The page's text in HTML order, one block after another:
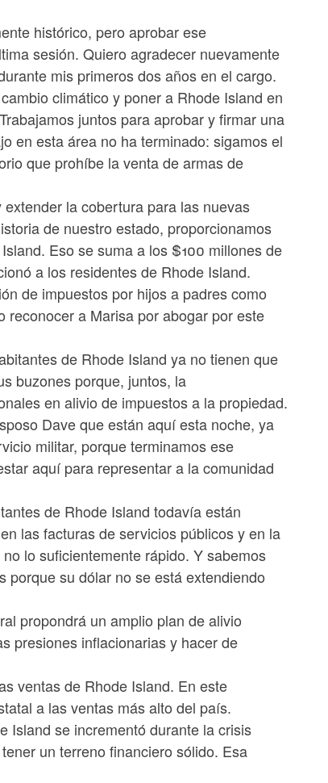
histórico, pero aprobar ese
sesión. Quiero agradecer nuevamente
mis primeros dos años en el cargo.
climático y poner a Rhode Island en
juntos para aprobar y firmar una
en esta área no ha terminado: sigamos el
que prohíbe la venta de armas de
la cobertura para las nuevas
de nuestro estado, proporcionamos
Eso se suma a los $100 millones de
a los residentes de Rhode Island.
de impuestos por hijos a padres como
a Marisa por abogar por este
de Rhode Island ya no tienen que
buzones porque, juntos, la
en alivio de impuestos a la propiedad.
Dave que están aquí esta noche, ya
militar, porque terminamos ese
aquí para representar a la comunidad
de Rhode Island todavía están
las facturas de servicios públicos y en la
lo suficientemente rápido. Y sabemos
su dólar no se está extendiendo
propondrá un amplio plan de alivio
presiones inflacionarias y hacer de
ventas de Rhode Island. En este
a las ventas más alto del país.
Island se incrementó durante la crisis
un terreno financiero sólido. Esa